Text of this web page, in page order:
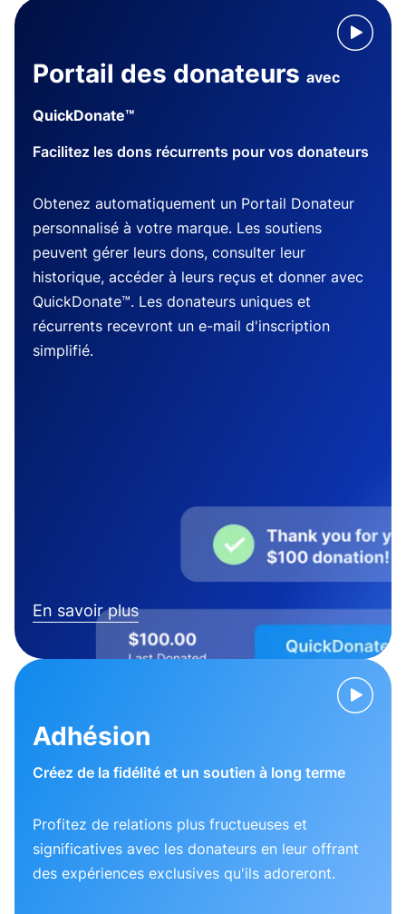
Portail des donateurs avec
QuickDonate™
Facilitez les dons récurrents pour vos donateurs
Obtenez automatiquement un Portail Donateur
personnalisé à votre marque. Les soutiens
peuvent gérer leurs dons, consulter leur
historique, accéder à leurs reçus et donner avec
QuickDonate™. Les donateurs uniques et
récurrents recevront un e-mail d'inscription
simplifié.
En savoir plus
Adhésion
Créez de la fidélité et un soutien à long terme
Profitez de relations plus fructueuses et
significatives avec les donateurs en leur offrant
des expériences exclusives qu'ils adoreront.